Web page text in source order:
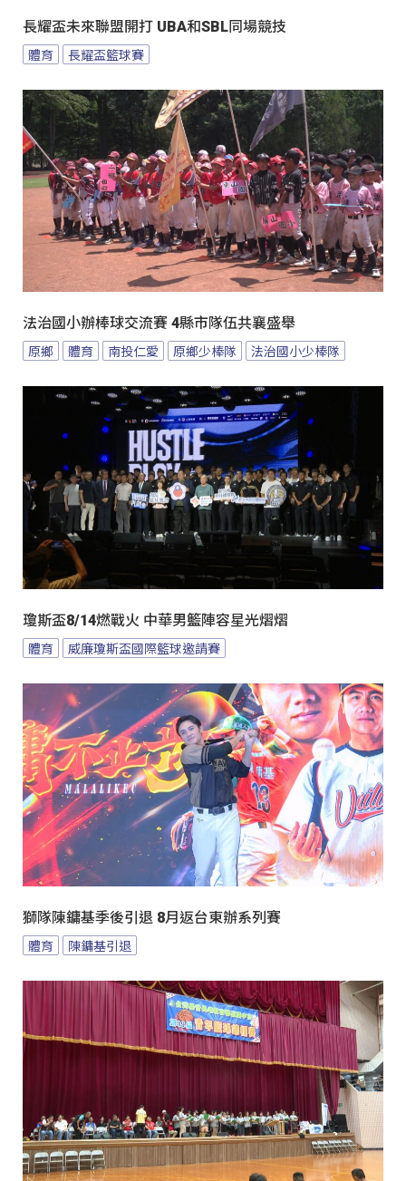
長耀盃未來聯盟開打 UBA和SBL同場競技
體育 長耀盃籃球賽
法治國小辦棒球交流賽 4縣市隊伍共襄盛舉
原鄉 體育 南投仁愛 原鄉少棒隊 法治國小少棒隊
瓊斯盃8/14燃戰火 中華男籃陣容星光熠熠
體育 威廉瓊斯盃國際籃球邀請賽
獅隊陳鏞基季後引退 8月返台東辦系列賽
體育 陳鏞基引退